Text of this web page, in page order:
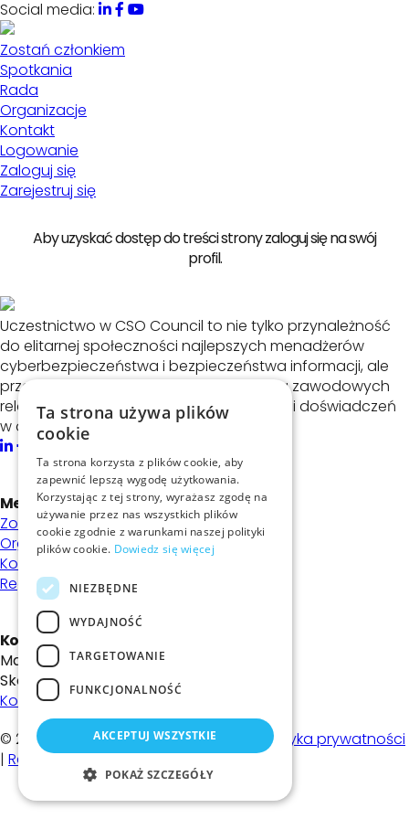
Social media:
Zostań członkiem
Spotkania
Rada
Organizacje
Kontakt
Logowanie
Zaloguj się
Zarejestruj się
Aby uzyskać dostęp do treści strony zaloguj się na swój
profil.
Uczestnictwo w CSO Council to nie tylko przynależność
do elitarnej społeczności najlepszych menadżerów
cyberbezpieczeństwa i bezpieczeństwa informacji, ale
przede wszystkim możliwość budowania zawodowych
relacji oraz dostęp do unikatowej wiedzy i doświadczeń
w dziedzinie cyberbezpieczeństwa.
Menu strony
Zostań członkiem
Organizacje
Kontakt
Regulamin
Kontakt
Masz dodatkowe pytania?
Skontaktuj się z nami!
Kontakt
© 2026 | Evention |Polityka cookies
Polityka prywatności
| Regulamin
Ta strona używa plików
cookie
Ta strona korzysta z plików cookie, aby
zapewnić lepszą wygodę użytkowania.
Korzystając z tej strony, wyrażasz zgodę na
używanie przez nas wszystkich plików
cookie zgodnie z warunkami naszej polityki
plików cookie. Dowiedz się więcej
NIEZBĘDNE
WYDAJNOŚĆ
TARGETOWANIE
FUNKCJONALNOŚĆ
AKCEPTUJ WSZYSTKIE
POKAŻ SZCZEGÓŁY